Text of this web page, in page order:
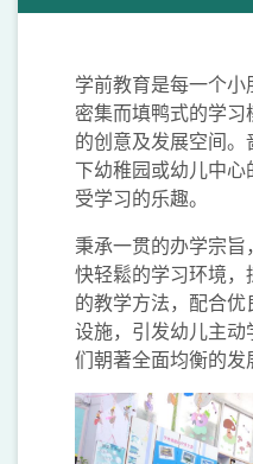
学前教育是每一个
密集而填鸭式的学
的创意及发展空间
下幼稚园或幼儿中
受学习的乐趣。
秉承一贯的办学宗
快轻鬆的学习环境
的教学方法，配合
设施，引发幼儿主
们朝著全面均衡的发